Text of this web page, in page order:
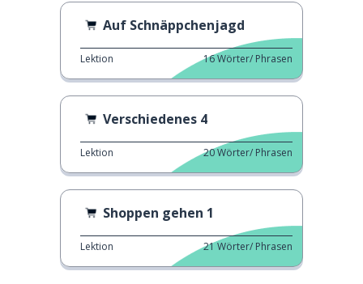
Auf Schnäppchenjagd
Lektion 16Wörter/ Phrasen
Verschiedenes 4
Lektion 20Wörter/ Phrasen
Shoppen gehen 1
Lektion 21Wörter/ Phrasen